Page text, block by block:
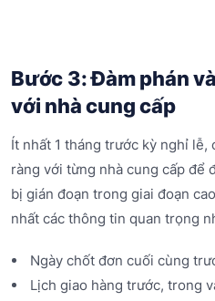
Bước 3: Đàm phán
với nhà cung cấp
Ít nhất 1 tháng trước kỳ nghỉ lễ,
ràng với từng nhà cung cấp để
bị gián đoạn trong giai đoạn
nhất các thông tin quan trọng
Ngày chốt đơn cuối cùng
Lịch giao hàng trước, trong